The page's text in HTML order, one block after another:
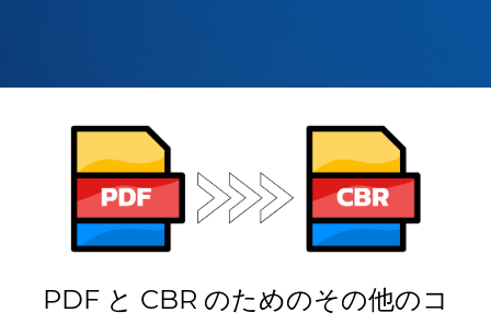
PDF と CBR のためのその他のコ